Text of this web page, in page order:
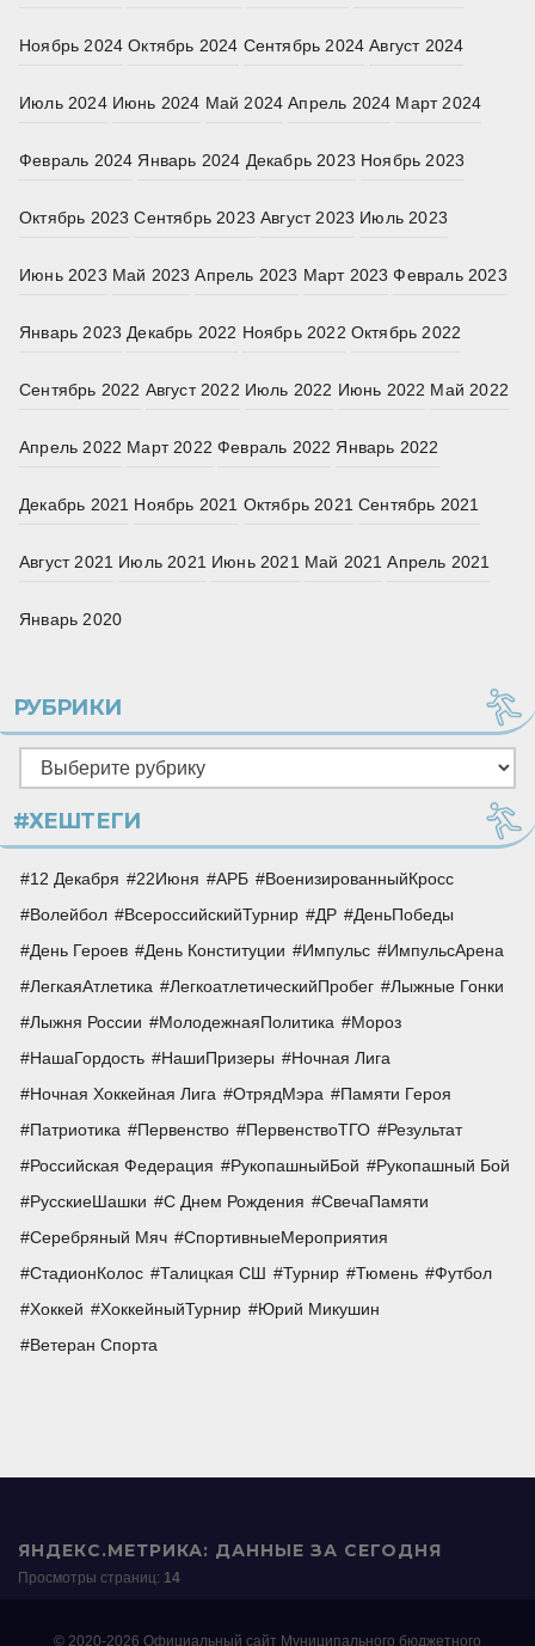
Ноябрь 2024 Октябрь 2024 Сентябрь 2024 Август 2024
Июль 2024 Июнь 2024 Май 2024 Апрель 2024 Март 2024
Февраль 2024 Январь 2024 Декабрь 2023 Ноябрь 2023
Октябрь 2023 Сентябрь 2023 Август 2023 Июль 2023
Июнь 2023 Май 2023 Апрель 2023 Март 2023 Февраль 2023
Январь 2023 Декабрь 2022 Ноябрь 2022 Октябрь 2022
Сентябрь 2022 Август 2022 Июль 2022 Июнь 2022 Май 2022
Апрель 2022 Март 2022 Февраль 2022 Январь 2022
Декабрь 2021 Ноябрь 2021 Октябрь 2021 Сентябрь 2021
Август 2021 Июль 2021 Июнь 2021 Май 2021 Апрель 2021
Январь 2020
РУБРИКИ
Рубрики
#ХЕШТЕГИ
12 Декабря 22Июня АРБ
ВоенизированныйКросс
Волейбол
ВсероссийскийТурнир ДР
ДеньПобеды
День Героев
День Конституции Импульс
ИмпульсАрена
ЛегкаяАтлетика
ЛегкоатлетическийПробег
Лыжные Гонки
Лыжня России
МолодежнаяПолитика
Мороз
НашаГордость
НашиПризеры
Ночная Лига
Ночная Хоккейная Лига
ОтрядМэра
Памяти Героя
Патриотика
Первенство ПервенствоТГО
Результат
Российская Федерация
РукопашныйБой
Рукопашный Бой
РусскиеШашки
С Днем Рождения
СвечаПамяти
Серебряный Мяч
СпортивныеМероприятия
СтадионКолос
Талицкая СШ Турнир Тюмень
Футбол
Хоккей
ХоккейныйТурнир
Юрий Микушин
Ветеран Спорта
ЯНДЕКС.МЕТРИКА: ДАННЫЕ ЗА СЕГОДНЯ
Просмотры страниц: 14
© 2020-2026 Официальный сайт Муниципального бюджетного